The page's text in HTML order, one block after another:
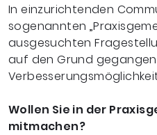
In einzurichtenden
sogenannten
ausgesuchten
auf den Grund
Wollen Sie in der
mitmachen?